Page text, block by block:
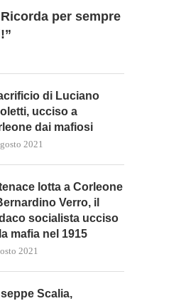
per sempre
di Luciano
ucciso a
dai mafiosi
2021
lotta a Corleone
Verro, il
socialista ucciso
mafia nel 1915
2021
Scalia,